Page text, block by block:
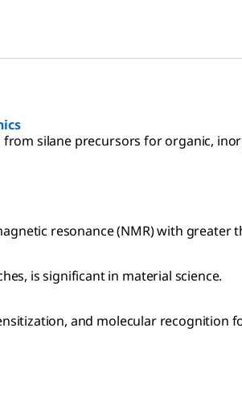
silane precursors for organic,
resonance (NMR) with greater
is significant in material science.
and molecular recognition